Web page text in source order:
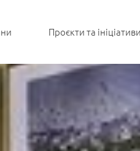
Проєкти та ініціативи